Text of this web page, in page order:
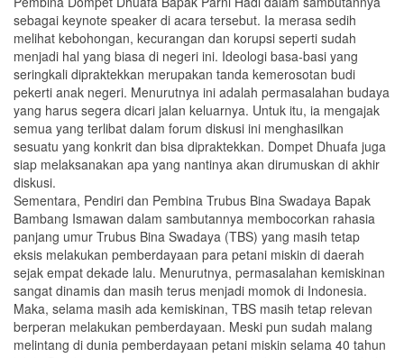
sebagai keynote speaker di acara tersebut. Ia merasa sedih
melihat kebohongan, kecurangan dan korupsi seperti sudah
menjadi hal yang biasa di negeri ini. Ideologi basa-basi yang
seringkali dipraktekkan merupakan tanda kemerosotan budi
pekerti anak negeri. Menurutnya ini adalah permasalahan budaya
yang harus segera dicari jalan keluarnya. Untuk itu, ia mengajak
semua yang terlibat dalam forum diskusi ini menghasilkan
sesuatu yang konkrit dan bisa dipraktekkan. Dompet Dhuafa juga
siap melaksanakan apa yang nantinya akan dirumuskan di akhir
diskusi.
Sementara, Pendiri dan Pembina Trubus Bina Swadaya Bapak
Bambang Ismawan dalam sambutannya membocorkan rahasia
panjang umur Trubus Bina Swadaya (TBS) yang masih tetap
eksis melakukan pemberdayaan para petani miskin di daerah
sejak empat dekade lalu. Menurutnya, permasalahan kemiskinan
sangat dinamis dan masih terus menjadi momok di Indonesia.
Maka, selama masih ada kemiskinan, TBS masih tetap relevan
berperan melakukan pemberdayaan. Meski pun sudah malang
melintang di dunia pemberdayaan petani miskin selama 40 tahun